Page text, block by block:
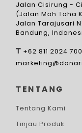
Jalan Cisirung -
(Jalan Moh Toha
Jalan Tarajusari
Bandung,
T +62 811 2024
TENTANG
Tentang Kami
Tinjau Produk